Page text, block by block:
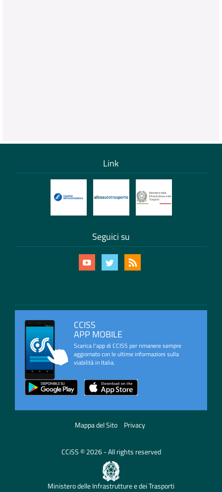
Link
Seguici su
CCISS
APP MOBILE
Scarica l'app di CCISS per rimanere sempre
aggiornato con le ultime informazioni sulla
viabilità in Italia.
Mappa del Sito Privacy
CCiSS © 2026 - All rights reserved
Ministero delle Infrastrutture e dei Trasporti